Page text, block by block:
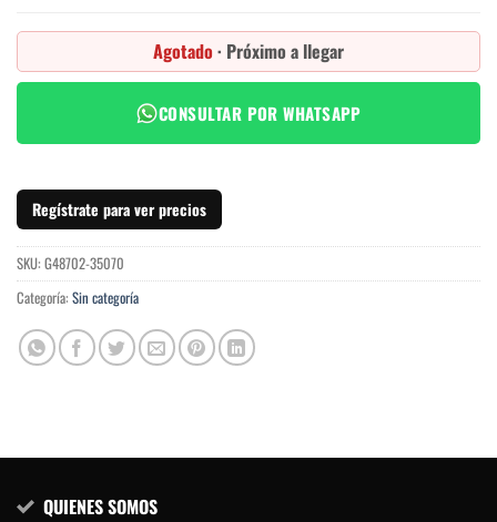
Agotado · Próximo a llegar
CONSULTAR POR WHATSAPP
Regístrate para ver precios
SKU: G48702-35070
Categoría: Sin categoría
QUIENES SOMOS